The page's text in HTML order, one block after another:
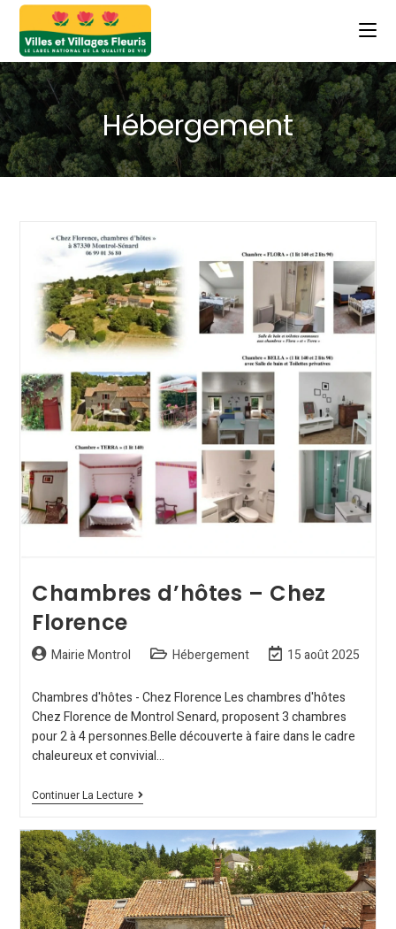
Hébergement
Chambres d’hôtes – Chez
Florence
Mairie Montrol Hébergement 15 août 2025
Chambres d'hôtes - Chez Florence Les chambres d'hôtes
Chez Florence de Montrol Senard, proposent 3 chambres
pour 2 à 4 personnes.Belle découverte à faire dans le cadre
chaleureux et convivial…
Continuer La Lecture